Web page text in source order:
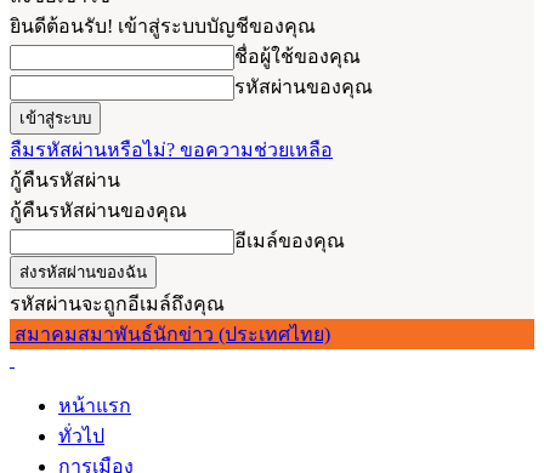
ยินดีต้อนรับ! เข้าสู่ระบบบัญชีของคุณ
ชื่อผู้ใช้ของคุณ
รหัสผ่านของคุณ
ลืมรหัสผ่านหรือไม่? ขอความช่วยเหลือ
กู้คืนรหัสผ่าน
กู้คืนรหัสผ่านของคุณ
อีเมล์ของคุณ
รหัสผ่านจะถูกอีเมล์ถึงคุณ
สมาคมสมาพันธ์นักข่าว (ประเทศไทย)
หน้าแรก
ทั่วไป
การเมือง